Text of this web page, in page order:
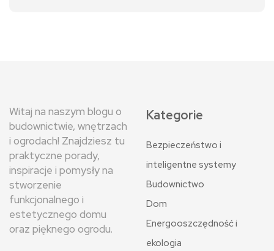
Witaj na naszym blogu o
budownictwie, wnętrzach
i ogrodach! Znajdziesz tu
praktyczne porady,
inspiracje i pomysły na
stworzenie
funkcjonalnego i
estetycznego domu
oraz pięknego ogrodu.
Kategorie
Bezpieczeństwo i
inteligentne systemy
Budownictwo
Dom
Energooszczędność i
ekologia